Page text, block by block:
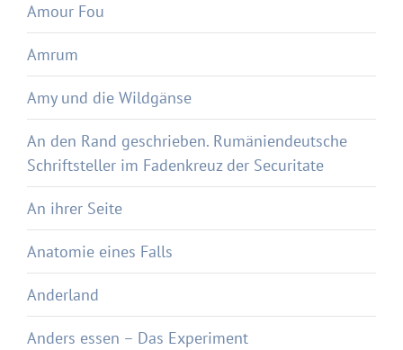
Amour Fou
Amrum
Amy und die Wildgänse
An den Rand geschrieben. Rumäniendeutsche
Schriftsteller im Fadenkreuz der Securitate
An ihrer Seite
Anatomie eines Falls
Anderland
Anders essen – Das Experiment